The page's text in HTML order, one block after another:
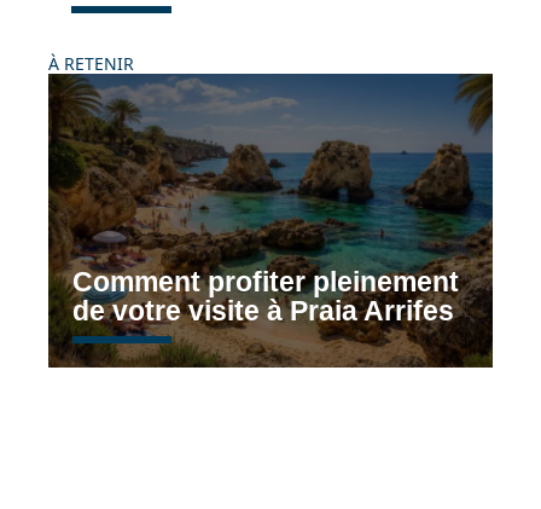
À RETENIR
Comment profiter pleinement
de votre visite à Praia Arrifes